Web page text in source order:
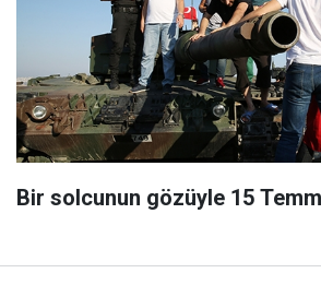
Bir solcunun gözüyle 15